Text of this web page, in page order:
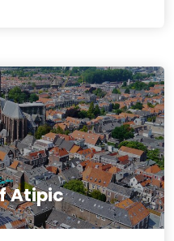
Atipic